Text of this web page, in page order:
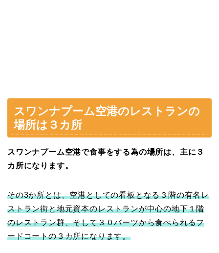
スワンナプーム空港のレストランの
場所は３カ所
スワンナプーム空港で食事をする為の場所は、主に３
カ所になります。
その3か所とは、空港としての看板となる３階の有名レ
ストラン街と地元資本のレストランが中心の地下１階
のレストラン群、そして３０バーツから食べられるフ
ードコートの３カ所になります。